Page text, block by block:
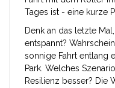
Tages ist - eine kurze
Denk an das letzte
entspannt?
sonnige Fahrt entlang
Park. Welches
Resilienz besser? Die